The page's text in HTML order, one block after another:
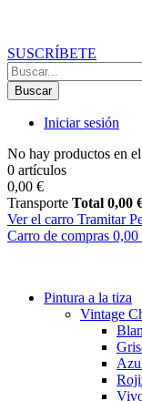
SUSCRÍBETE
Buscar
Iniciar sesión
No hay productos en
0 artículos
0,00 €
Transporte Total 0,00
Ver el carro Tramitar
Carro de compras 0,00
Pintura a la tiza
Vintage